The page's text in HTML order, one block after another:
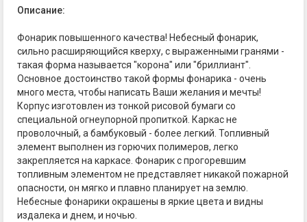
Описание:
Фонарик повышенного качества! Небесный фонарик,
сильно расширяющийся кверху, с выраженными гранями -
такая форма называется "корона" или "бриллиант".
Основное достоинство такой формы фонарика - очень
много места, чтобы написать Ваши желания и мечты!
Корпус изготовлен из тонкой рисовой бумаги со
специальной огнеупорной пропиткой. Каркас не
проволочный, а бамбуковый - более легкий. Топливный
элемент выполнен из горючих полимеров, легко
закрепляется на каркасе. Фонарик с прогоревшим
топливным элементом не представляет никакой пожарной
опасности, он мягко и плавно планирует на землю.
Небесные фонарики окрашены в яркие цвета и видны
издалека и днем, и ночью.